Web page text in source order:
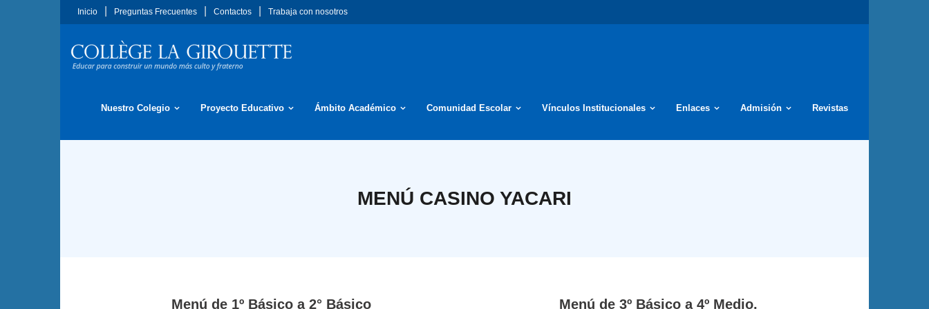
Saltar
al
contenido
Inicio Preguntas Frecuentes Contactos Trabaja con nosotros
Nuestro Colegio Proyecto Educativo Ámbito Académico Comunidad Escolar Vínculos Institucionales Enlaces Admisión Revistas
MENÚ CASINO YACARI
Menú de 1º Básico a 2° Básico Menú de 3º Básico a 4º Medio.